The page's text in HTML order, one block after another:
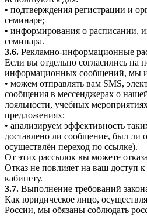
• подтверждения регистрации и
семинаре;
• информирования о расписании,
семинара.
3.6. Рекламно-информационные
Если вы отдельно согласились на
информационных сообщений, мы
• можем отправлять вам SMS,
сообщения в мессенджерах о
лояльности, учебных
предложениях;
• анализируем эффективность
доставлено ли сообщение, был ли
осуществлён переход по ссылке).
От этих рассылок вы можете
Отказ не повлияет на ваш доступ
кабинету.
3.7. Выполнение требований
Как юридическое лицо,
России, мы обязаны соблюдать